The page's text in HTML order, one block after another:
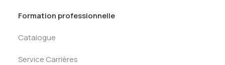
Formation professionnelle
Catalogue
Service Carrières